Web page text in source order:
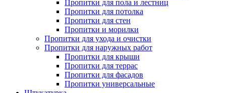
Пропитки для пола и лестниц
Пропитки для потолка
Пропитки для стен
Пропитки и морилки
Пропитки для ухода и очистки
Пропитки для наружных работ
Пропитки для крыши
Пропитки для террас
Пропитки для фасадов
Пропитки универсальные